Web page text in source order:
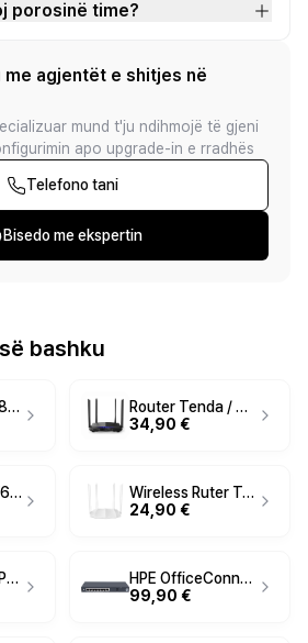
porosinë time?
me agjentët e shitjes në
mund t'ju ndihmojë të gjeni
apo upgrade-in e rradhës
Telefono tani
Bisedo me ekspertin
bashku
TP-Link TL-WR844N / 300 Mbps / Two antennas / Multi-Mode 4 in 1 / IPv6 / I bardhë
Router Tenda / AC6 / AC1200 / Smart Dual band megabit WiFi / 4 Antena / I zi
34,90 €
Router Tenda F6 / N300 / Wireless / I bardhë
Wireless Ruter Tenda AC5-AC1200 / Home U1-USB / 300Mbps
24,90 €
Tenda S16 16-Port 10/100Mbps Fast Ethernet Desktop Switch – Unmanaged, Plug & Play
HPE OfficeConnect 1420 JH330A 8-Port Gigabit PoE+ Switch – 64W, Unmanaged, Plug & Play
99,90 €